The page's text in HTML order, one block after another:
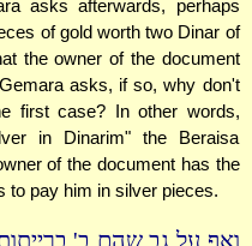
asks afterwards, perhaps
of gold worth two Dinar of
the owner of the document
asks, if so, why don't
first case? In other words,
in Dinarim" the Beraisa
of the document has the
to pay him in silver pieces.
ואף על גב שהם ב'